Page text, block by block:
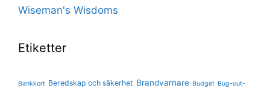
Wiseman's Wisdoms
Etiketter
Bankkort Beredskap och säkerhet Brandvarnare Budget Bug-out-